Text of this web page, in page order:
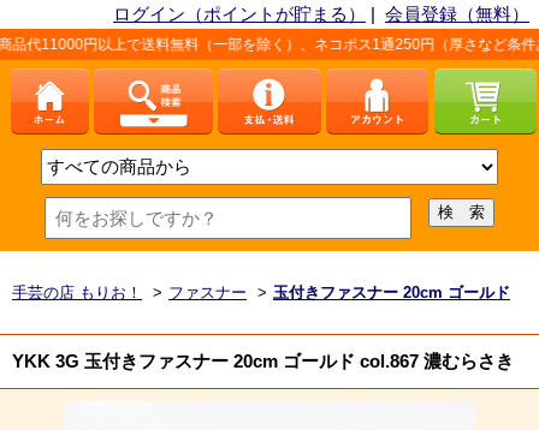
ログイン（ポイントが貯まる） | 会員登録（無料）
で送料無料（一部を除く）、ネコポス1通250円（厚さなど条件あり）。詳し
手芸の店 もりお！ > ファスナー > 玉付きファスナー 20cm ゴールド
YKK 3G 玉付きファスナー 20cm ゴールド col.867 濃むらさき